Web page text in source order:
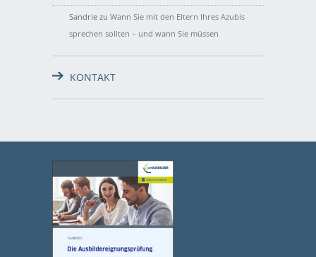
Sandrie zu Wann Sie mit den Eltern Ihres Azubis
sprechen sollten – und wann Sie müssen
KONTAKT